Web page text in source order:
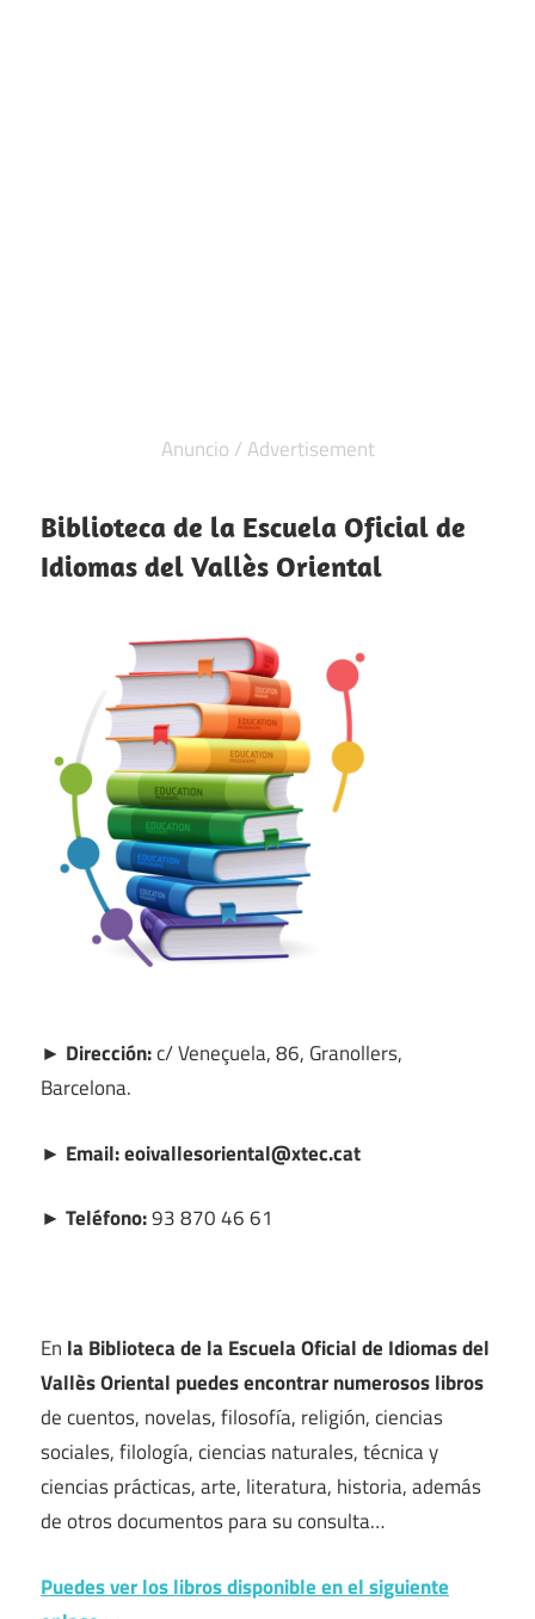
Biblioteca de la Escuela Oficial de
Idiomas del Vallès Oriental
► Dirección:c/ Veneçuela, 86, Granollers,
Barcelona.
► Email: eoivallesoriental@xtec.cat
► Teléfono:93 870 46 61
En la Biblioteca de la Escuela Oficial de Idiomas del
Vallès Oriental puedes encontrar numerosos libros
de cuentos, novelas, filosofía, religión, ciencias
sociales, filología, ciencias naturales, técnica y
ciencias prácticas, arte, literatura, historia, además
de otros documentos para su consulta…
Puedes ver los libros disponible en el siguiente